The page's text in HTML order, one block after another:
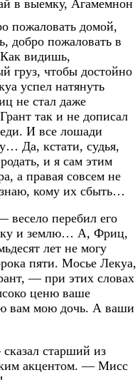
в выемку, Агамемнон
пожаловать домой,
добро пожаловать в
Как видишь,
груз, чтобы достойно
успел натянуть
не стал даже
так и не дописал
И все лошади
Да, кстати, судья,
и я сам этим
а правая совсем не
кому их сбыть…
перебил его
и землю… А, Фриц,
лет не могу
пяти. Мосье Лекуа,
— при этих словах
ценю ваше
вам мою дочь. А ваши
старший из
акцентом. — Мисс